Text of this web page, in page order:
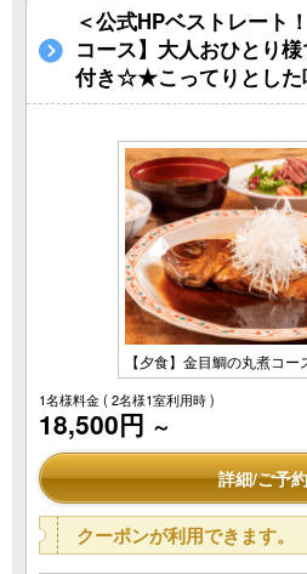
＜公式HPベストレート
コース】大人おひとり
付き☆★こってりとした
【夕食】金目鯛の丸煮コー
1名様料金( 2名様1室利用時 )
18,500円 ～
詳細/ご予約
クーポンが利用できます。